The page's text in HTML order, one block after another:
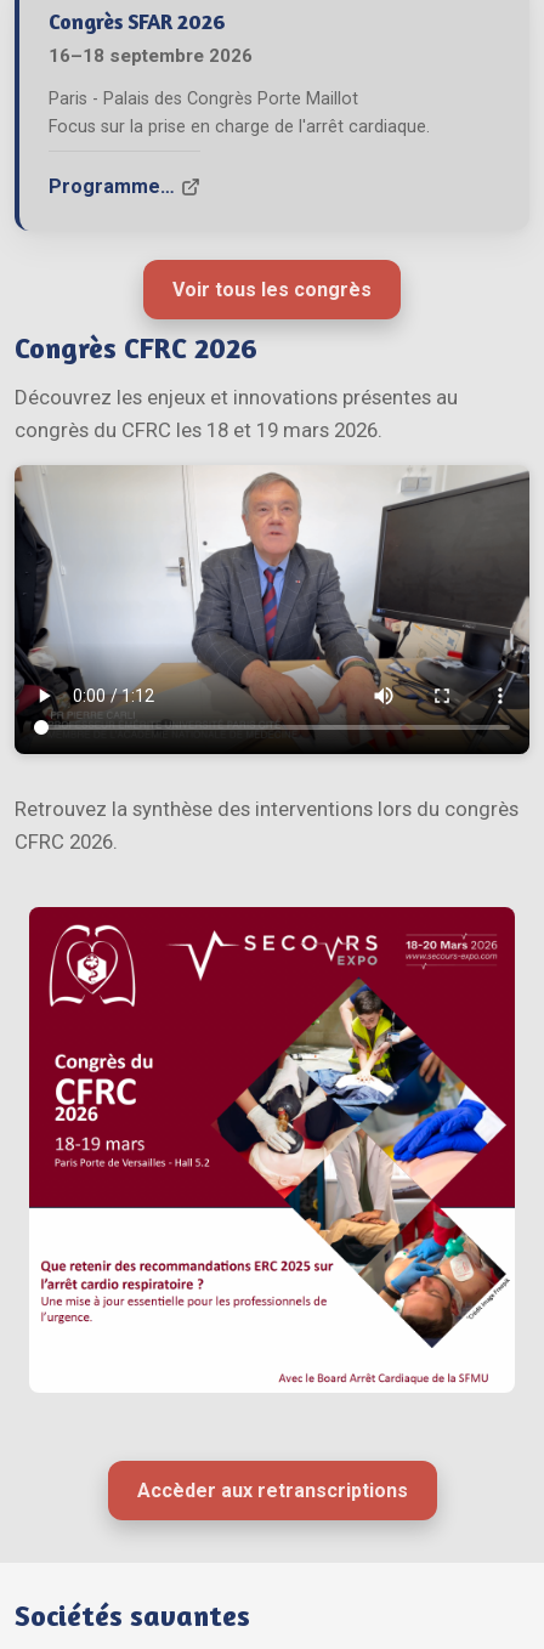
Congrès SFAR 2026
16–18 septembre 2026
Paris - Palais des Congrès Porte Maillot
Focus sur la prise en charge de l'arrêt cardiaque.
Programme…
Voir tous les congrès
Congrès CFRC 2026
Découvrez les enjeux et innovations présentes au
congrès du CFRC les 18 et 19 mars 2026.
Retrouvez la synthèse des interventions lors du congrès
CFRC 2026.
Accèder aux retranscriptions
Sociétés savantes